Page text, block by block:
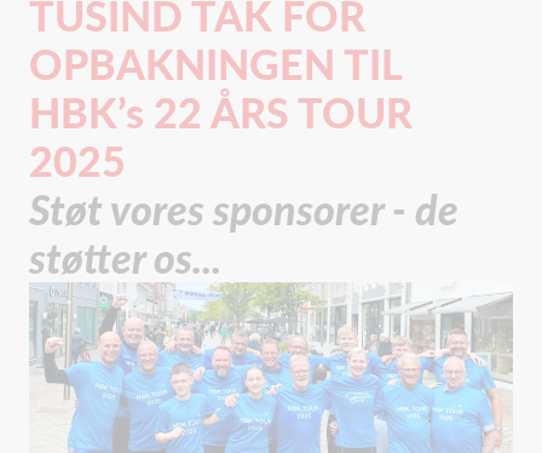
TUSIND TAK FOR
OPBAKNINGEN TIL
HBK’s 22 ÅRS TOUR
2025
Støt vores sponsorer - de
støtter os...